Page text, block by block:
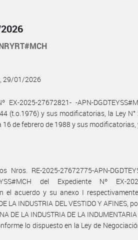
29/01/2026
EX-2025-27672821- -APN-
(t.o.1976) y sus modificatorias, la Ley N°
16 de febrero de 1988 y sus modificatorias,
Nros. RE-2025-27672775-APN-
del Expediente Nº EX-
el acuerdo y su anexo I
LA INDUSTRIA DEL VESTIDO Y AFINES,
DE LA INDUSTRIA DE LA
lo dispuesto en la Ley de